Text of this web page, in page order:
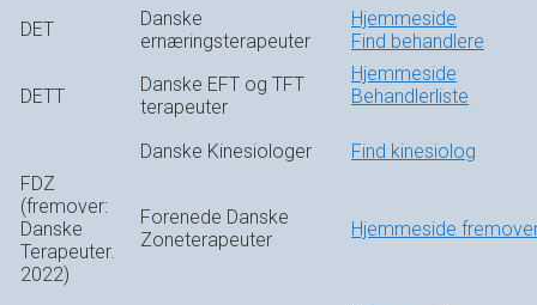
DET
Danske
ernæringsterapeuter
Hjemmeside
Find behandlere
DETT
Danske EFT og TFT
terapeuter
Hjemmeside
Behandlerliste
Danske Kinesiologer
Find kinesiolog
FDZ
(fremover:
Danske
Terapeuter.
2022)
Forenede Danske
Zoneterapeuter
Hjemmeside